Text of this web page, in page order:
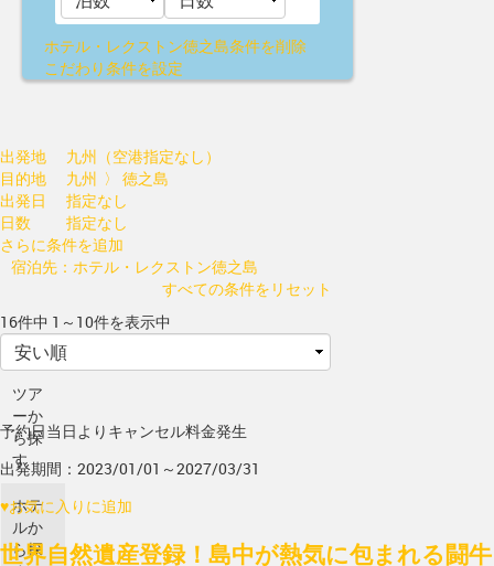
ホテル・レクストン徳之島条件を削除
こだわり条件を設定
出発地
九州（空港指定なし）
目的地
九州 〉 徳之島
出発日
指定なし
日数
指定なし
さらに条件を追加
宿泊先：ホテル・レクストン徳之島
すべての条件をリセット
16件中 1～10件を表示中
ツア
ーか
ら探
す
ホテ
ルか
ら探
予約日当日よりキャンセル料金発生
出発期間：2023/01/01～2027/03/31
♥お気に入りに追加
世界自然遺産登録！島中が熱気に包まれる闘